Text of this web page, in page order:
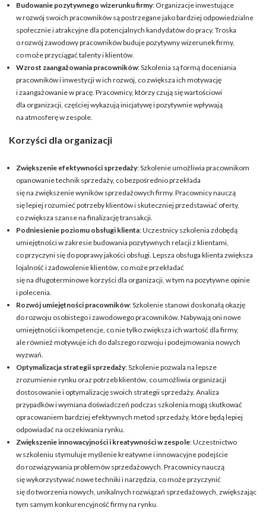
Budowanie pozytywnego wizerunku firmy: Organizacje inwestujące
w rozwój swoich pracowników są postrzegane jako bardziej odpowiedzialne
społecznie i atrakcyjne dla potencjalnych kandydatów do pracy. Troska
o rozwój zawodowy pracowników buduje pozytywny wizerunek firmy,
co może przyciągać talenty i klientów.
Wzrost zaangażowania pracowników: Szkolenia są formą doceniania
pracowników i inwestycji w ich rozwój, co zwiększa ich motywację
i zaangażowanie w pracę. Pracownicy, którzy czują się wartościowi
dla organizacji, częściej wykazują inicjatywę i pozytywnie wpływają
na atmosferę w zespole.
Korzyści dla organizacji
Zwiększenie efektywności sprzedaży: Szkolenie umożliwia pracownikom
opanowanie technik sprzedaży, co bezpośrednio przekłada
się na zwiększenie wyników sprzedażowych firmy. Pracownicy nauczą
się lepiej rozumieć potrzeby klientów i skuteczniej przedstawiać oferty,
co zwiększa szanse na finalizację transakcji.
Podniesienie poziomu obsługi klienta: Uczestnicy szkolenia zdobędą
umiejętności w zakresie budowania pozytywnych relacji z klientami,
co przyczyni się do poprawy jakości obsługi. Lepsza obsługa klienta zwiększa
lojalność i zadowolenie klientów, co może przekładać
się na długoterminowe korzyści dla organizacji, w tym na pozytywne opinie
i polecenia.
Rozwój umiejętności pracowników: Szkolenie stanowi doskonałą okazję
do rozwoju osobistego i zawodowego pracowników. Nabywają oni nowe
umiejętności i kompetencje, co nie tylko zwiększa ich wartość dla firmy,
ale również motywuje ich do dalszego rozwoju i podejmowania nowych
wyzwań.
Optymalizacja strategii sprzedaży: Szkolenie pozwala na lepsze
zrozumienie rynku oraz potrzeb klientów, co umożliwia organizacji
dostosowanie i optymalizację swoich strategii sprzedaży. Analiza
przypadków i wymiana doświadczeń podczas szkolenia mogą skutkować
opracowaniem bardziej efektywnych metod sprzedaży, które będą lepiej
odpowiadać na oczekiwania rynku.
Zwiększenie innowacyjności i kreatywności w zespole: Uczestnictwo
w szkoleniu stymuluje myślenie kreatywne i innowacyjne podejście
do rozwiązywania problemów sprzedażowych. Pracownicy nauczą
się wykorzystywać nowe techniki i narzędzia, co może przyczynić
się do tworzenia nowych, unikalnych rozwiązań sprzedażowych, zwiększając
tym samym konkurencyjność firmy na rynku.